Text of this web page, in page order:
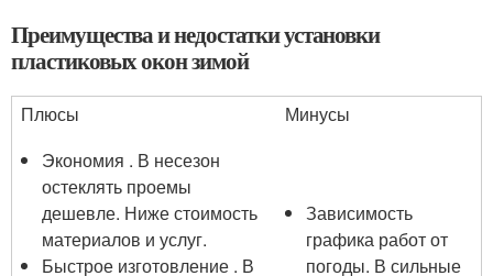
Преимущества и недостатки установки
пластиковых окон зимой
Плюсы
Минусы
Экономия . В несезон
остеклять проемы
дешевле. Ниже стоимость
материалов и услуг.
Быстрое изготовление . В
Зависимость
графика работ от
погоды. В сильные